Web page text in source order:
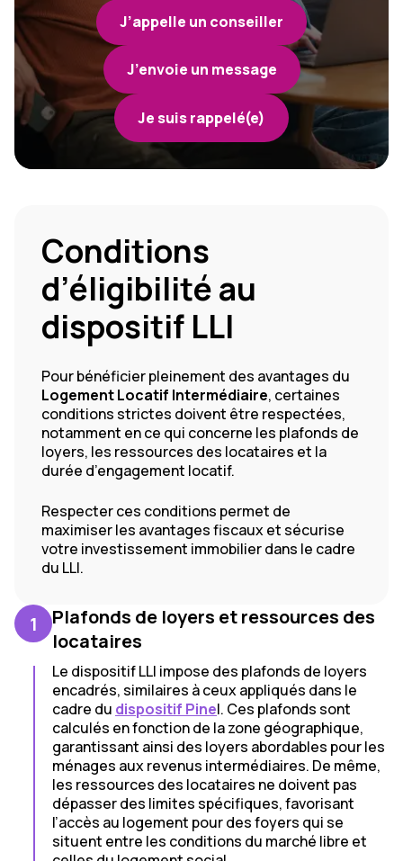
J’appelle un conseiller
J’envoie un message
Je suis rappelé(e)
Conditions
d’éligibilité au
dispositif LLI
Pour bénéficier pleinement des avantages du
Logement Locatif Intermédiaire, certaines
conditions strictes doivent être respectées,
notamment en ce qui concerne les plafonds de
loyers, les ressources des locataires et la
durée d’engagement locatif.
Respecter ces conditions permet de
maximiser les avantages fiscaux et sécurise
votre investissement immobilier dans le cadre
du LLI.
1
Plafonds de loyers et ressources des
locataires
Le dispositif LLI impose des plafonds de loyers
encadrés, similaires à ceux appliqués dans le
cadre du dispositif Pinel. Ces plafonds sont
calculés en fonction de la zone géographique,
garantissant ainsi des loyers abordables pour les
ménages aux revenus intermédiaires. De même,
les ressources des locataires ne doivent pas
dépasser des limites spécifiques, favorisant
l’accès au logement pour des foyers qui se
situent entre les conditions du marché libre et